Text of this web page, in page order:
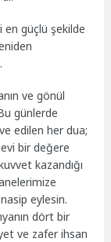
en güçlü şekilde
ve gönül
günlerde
edilen her dua;
bir değere
kazandığı
eylesin.
dört bir
ve zafer ihsan